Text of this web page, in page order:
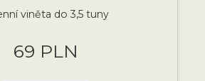
viněta do 3,5 tuny
69 PLN